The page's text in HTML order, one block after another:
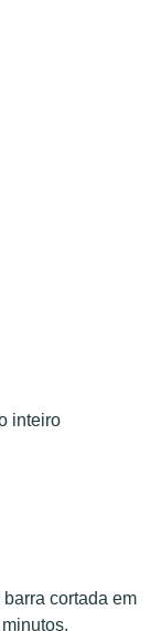
inteiro
cortada em